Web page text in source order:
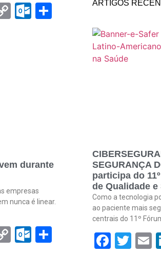
CopyOutlook.com
Share
durante
empresas
nunca é linear.
CopyOutlook.com
Share
ARTIGOS
SEGURANÇA
participa do
de Qualidade e
Como a tecnologia
ao paciente mais
centrais do 11º